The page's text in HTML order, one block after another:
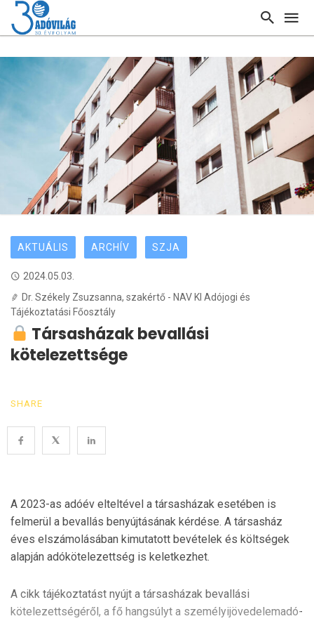
AKTUÁLIS ARCHÍV SZJA
2024.05.03.
Dr. Székely Zsuzsanna, szakértő - NAV KI Adójogi és
Tájékoztatási Főosztály
Társasházak bevallási
kötelezettsége
SHARE
A 2023-as adóév elteltével a társasházak esetében is
felmerül a bevallás benyújtásának kérdése. A társasház
éves elszámolásában kimutatott bevételek és költségek
alapján adókötelezettség is keletkezhet.
A cikk tájékoztatást nyújt a társasházak bevallási
kötelezettségéről, a fő hangsúlyt a személyijövedelemadó-